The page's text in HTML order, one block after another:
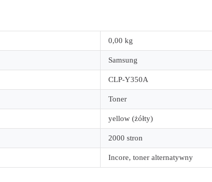
0,00 kg
Samsung
CLP-Y350A
Toner
yellow (żółty)
2000 stron
Incore, toner alternatywny